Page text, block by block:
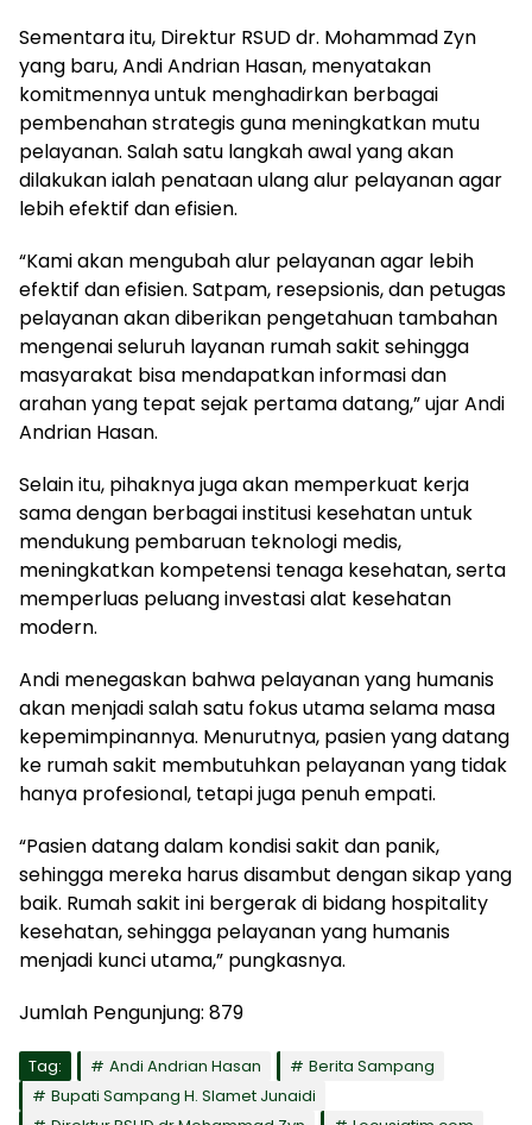
Sementara itu, Direktur RSUD dr. Mohammad Zyn
yang baru, Andi Andrian Hasan, menyatakan
komitmennya untuk menghadirkan berbagai
pembenahan strategis guna meningkatkan mutu
pelayanan. Salah satu langkah awal yang akan
dilakukan ialah penataan ulang alur pelayanan agar
lebih efektif dan efisien.
“Kami akan mengubah alur pelayanan agar lebih
efektif dan efisien. Satpam, resepsionis, dan petugas
pelayanan akan diberikan pengetahuan tambahan
mengenai seluruh layanan rumah sakit sehingga
masyarakat bisa mendapatkan informasi dan
arahan yang tepat sejak pertama datang,” ujar Andi
Andrian Hasan.
Selain itu, pihaknya juga akan memperkuat kerja
sama dengan berbagai institusi kesehatan untuk
mendukung pembaruan teknologi medis,
meningkatkan kompetensi tenaga kesehatan, serta
memperluas peluang investasi alat kesehatan
modern.
Andi menegaskan bahwa pelayanan yang humanis
akan menjadi salah satu fokus utama selama masa
kepemimpinannya. Menurutnya, pasien yang datang
ke rumah sakit membutuhkan pelayanan yang tidak
hanya profesional, tetapi juga penuh empati.
“Pasien datang dalam kondisi sakit dan panik,
sehingga mereka harus disambut dengan sikap yang
baik. Rumah sakit ini bergerak di bidang hospitality
kesehatan, sehingga pelayanan yang humanis
menjadi kunci utama,” pungkasnya.
Jumlah Pengunjung: 879
Tag: Andi Andrian Hasan
Berita Sampang
Bupati Sampang H. Slamet Junaidi